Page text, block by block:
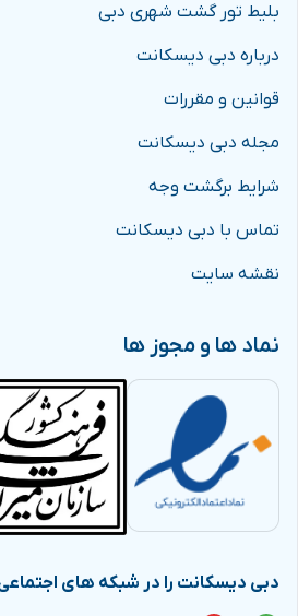
بلیط تور گشت شهری دبی
درباره دبی دیسکانت
قوانین و مقررات
مجله دبی دیسکانت
شرایط برگشت وجه
تماس با دبی دیسکانت
نقشه سایت
نماد ها و مجوز ها
دبی دیسکانت را در شبکه های